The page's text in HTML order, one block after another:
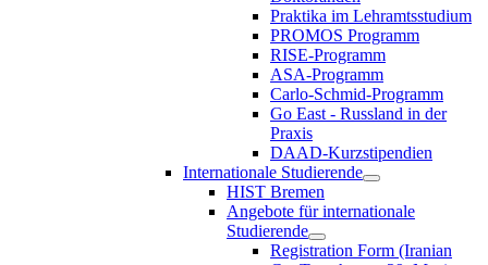
Praktika im Lehramtsstudium
PROMOS Programm
RISE-Programm
ASA-Programm
Carlo-Schmid-Programm
Go East - Russland in der
Praxis
DAAD-Kurzstipendien
Internationale Studierende
HIST Bremen
Angebote für internationale
Studierende
Registration Form (Iranian